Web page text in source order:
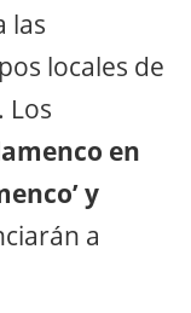
las
locales de
Los
en
y
a